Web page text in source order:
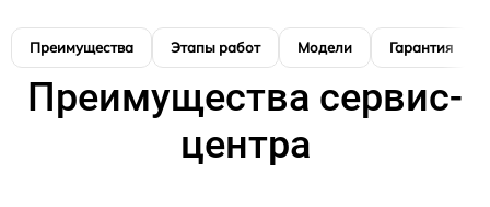
Преимущества Этапы работ Модели Гарантия
Преимущества сервис-
центра